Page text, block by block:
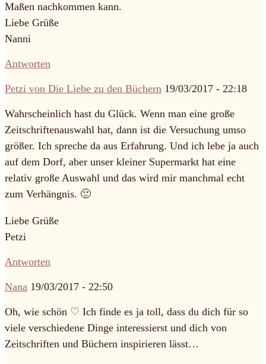
Maßen nachkommen kann.
Liebe Grüße
Nanni
Antworten
Petzi von Die Liebe zu den Büchern 19/03/2017 - 22:18
Wahrscheinlich hast du Glück. Wenn man eine große
Zeitschriftenauswahl hat, dann ist die Versuchung umso
größer. Ich spreche da aus Erfahrung. Und ich lebe ja auch
auf dem Dorf, aber unser kleiner Supermarkt hat eine
relativ große Auswahl und das wird mir manchmal echt
zum Verhängnis. 🙂
Liebe Grüße
Petzi
Antworten
Nana 19/03/2017 - 22:50
Oh, wie schön ♡ Ich finde es ja toll, dass du dich für so
viele verschiedene Dinge interessierst und dich von
Zeitschriften und Büchern inspirieren lässt…